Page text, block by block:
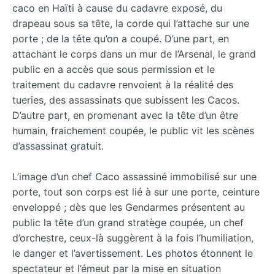
caco en Haïti à cause du cadavre exposé, du
drapeau sous sa tête, la corde qui l’attache sur une
porte ; de la tête qu’on a coupé. D’une part, en
attachant le corps dans un mur de l’Arsenal, le grand
public en a accès que sous permission et le
traitement du cadavre renvoient à la réalité des
tueries, des assassinats que subissent les Cacos.
D’autre part, en promenant avec la tête d’un être
humain, fraichement coupée, le public vit les scènes
d’assassinat gratuit.
L’image d’un chef Caco assassiné immobilisé sur une
porte, tout son corps est lié à sur une porte, ceinture
enveloppé ; dès que les Gendarmes présentent au
public la tête d’un grand stratège coupée, un chef
d’orchestre, ceux-là suggèrent à la fois l’humiliation,
le danger et l’avertissement. Les photos étonnent le
spectateur et l’émeut par la mise en situation